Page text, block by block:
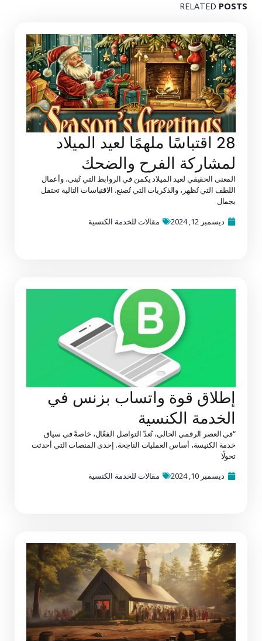
RELATED POSTS
28 اقتباسًا ملهمًا لعيد الميلاد
لمشاركة الفرح والضحك
المعنى الحقيقي لعيد الميلاد يكمن في الروابط التي تُبنى، وأعمال
اللطف التي تُظهر، والذكريات التي تُصنع. الاقتباسات التالية تحتفل
بجمال
ديسمبر 12, 2024
مقالات للخدمة الكنسية
إطلاق قوة واتساب بزنس في
الخدمة الكنسية
“في العصر الرقمي الحالي، تُعدّ التواصل الفعّال، خاصةً في سياق
خدمة الكنيسة، أساس العمليات الناجحة. إحدى المنصات التي أحدثت
تحولًا
ديسمبر 10, 2024
مقالات للخدمة الكنسية